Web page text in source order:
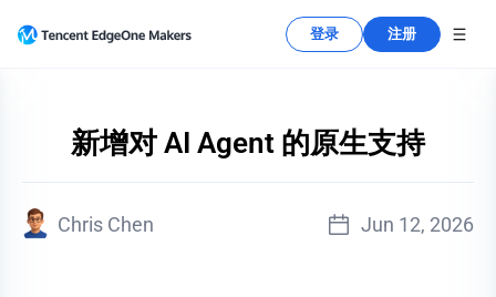
登录 注册
新增对 AI Agent 的原生支持
Chris Chen Jun 12, 2026